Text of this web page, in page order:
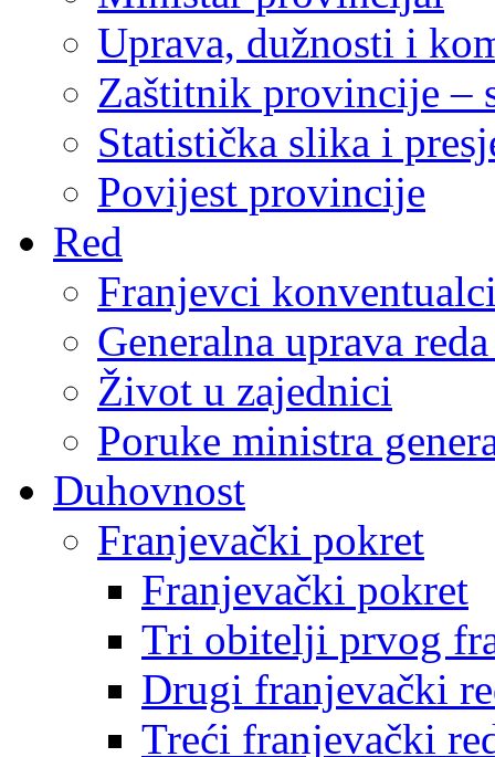
Uprava, dužnosti i
Zaštitnik provincije –
Statistička slika i
Povijest provincije
Red
Franjevci
Generalna uprava
Život u zajednici
Poruke ministra
Duhovnost
Franjevački pokret
Franjevački pokret
Tri obitelji prvog
Drugi franjevački
Treći franjevački